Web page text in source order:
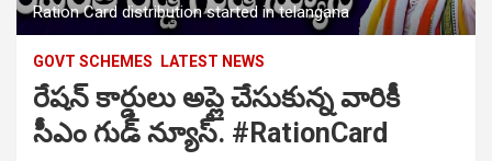
Ration Card distribution started in telangana
GOVT SCHEMES LATEST NEWS
రేషన్ కార్డులు అప్లై చేసుకున్న వారికీ
సీఎం గుడ్ న్యూస్. #RationCard